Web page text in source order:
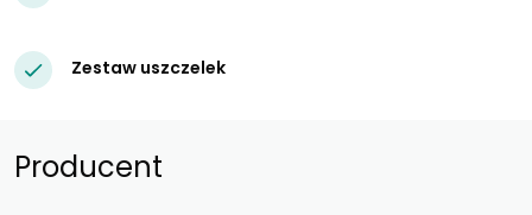
Zestaw uszczelek
Producent